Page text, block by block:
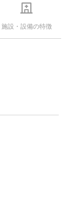
施設・設備の特徴